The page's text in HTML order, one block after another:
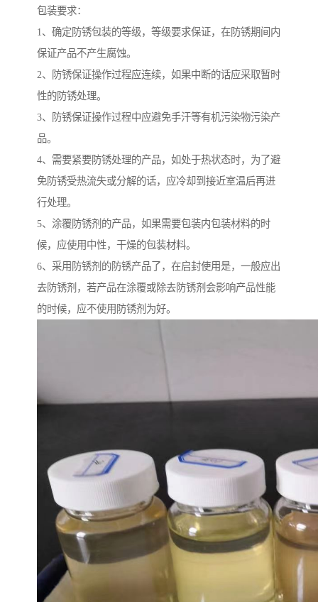
包装要求：
1、确定防锈包装的等级，等级要求保证，在防锈期间内
保证产品不产生腐蚀。
2、防锈保证操作过程应连续，如果中断的话应采取暂时
性的防锈处理。
3、防锈保证操作过程中应避免手汗等有机污染物污染产
品。
4、需要紧要防锈处理的产品，如处于热状态时，为了避
免防锈受热流失或分解的话，应冷却到接近室温后再进
行处理。
5、涂覆防锈剂的产品，如果需要包装内包装材料的时
候，应使用中性，干燥的包装材料。
6、采用防锈剂的防锈产品了，在启封使用是，一般应出
去防锈剂，若产品在涂覆或除去防锈剂会影响产品性能
的时候，应不使用防锈剂为好。